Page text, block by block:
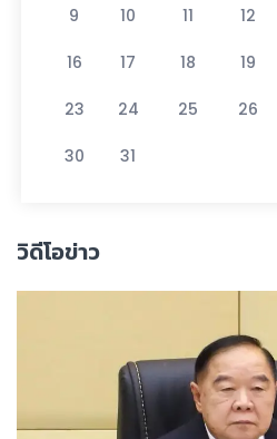
9 10 11 12
16 17 18 19
23 24 25 26
30 31
วิดีโอข่าว